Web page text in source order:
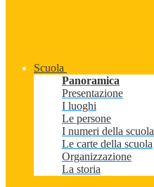
Scuola
Panoramica
Presentazione
I luoghi
Le persone
I numeri della scuola
Le carte della scuola
Organizzazione
La storia